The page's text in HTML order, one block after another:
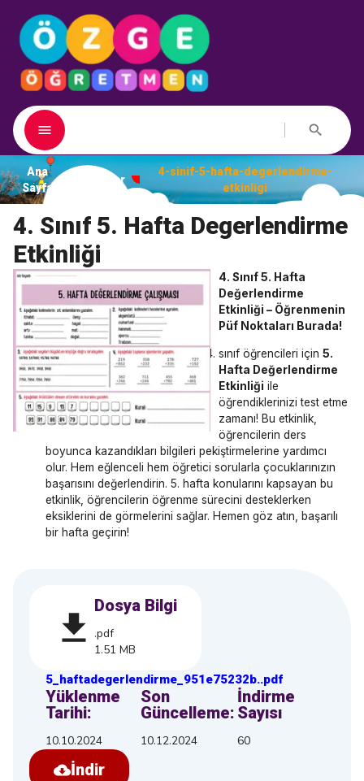
Ana
Sayfa
Dosyalar
4-sinif-5-hafta-degerlendirme-
etkinligi
4. Sınıf 5. Hafta Degerlendirme
Etkinliği
4. Sınıf 5. Hafta
Değerlendirme
Etkinliği – Öğrenmenin
Püf Noktaları Burada!
sınıf öğrencileri için 5.
Hafta Değerlendirme
Etkinliği ile
öğrendiklerinizi test etme
zamanı! Bu etkinlik,
öğrencilerin ders
boyunca kazandıkları bilgileri pekiştirmelerine yardımcı
olur. Hem eğlenceli hem öğretici sorularla çocuklarınızın
başarısını değerlendirin. 5. hafta konularını kapsayan bu
etkinlik, öğrencilerin öğrenme sürecini desteklerken
eksiklerini de görmelerini sağlar. Hemen göz atın, başarılı
bir hafta geçirin!
Dosya Bilgi
.pdf
1.51 MB
5_haftadegerlendirme_951e75232b..pdf
Yüklenme
Tarihi:
10.10.2024
Son
Güncelleme:
10.12.2024
İndirme
Sayısı
60
İndir